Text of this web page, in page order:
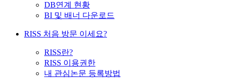
DB연계 현황
BI 및 배너 다운로드
RISS 처음 방문 이세요?
RISS란?
RISS 이용권한
내 관심논문 등록방법